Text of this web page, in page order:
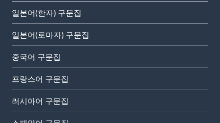
일본어(한자) 구문집
일본어(로마자) 구문집
중국어 구문집
프랑스어 구문집
러시아어 구문집